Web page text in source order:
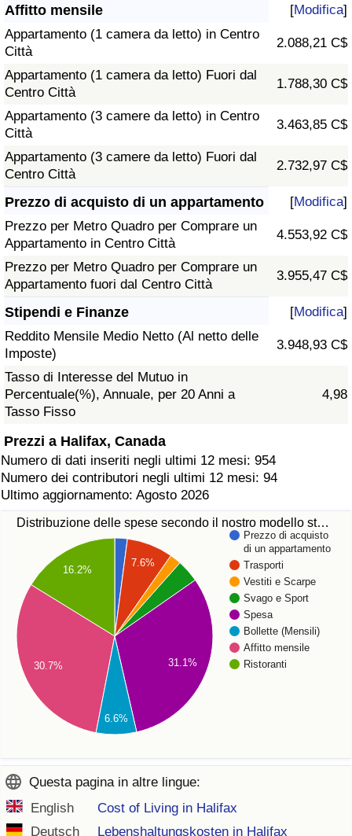
Affitto mensile [Modifica]
Appartamento (1 camera da letto) in Centro
Città
2.088,21 C$
Appartamento (1 camera da letto) Fuori dal
Centro Città
1.788,30 C$
Appartamento (3 camere da letto) in Centro
Città
3.463,85 C$
Appartamento (3 camere da letto) Fuori dal
Centro Città
2.732,97 C$
Prezzo di acquisto di un appartamento [Modifica]
Prezzo per Metro Quadro per Comprare un
Appartamento in Centro Città
4.553,92 C$
Prezzo per Metro Quadro per Comprare un
Appartamento fuori dal Centro Città
3.955,47 C$
Stipendi e Finanze [Modifica]
Reddito Mensile Medio Netto (Al netto delle
Imposte)
3.948,93 C$
Tasso di Interesse del Mutuo in
Percentuale(%), Annuale, per 20 Anni a
Tasso Fisso
4,98
Prezzi a Halifax, Canada
Numero di dati inseriti negli ultimi 12 mesi: 954
Numero dei contributori negli ultimi 12 mesi: 94
Ultimo aggiornamento: Agosto 2026
Distribuzione delle spese secondo il nostro modello st…
Prezzo di acquisto
di un appartamento
Trasporti
Vestiti e Scarpe
Svago e Sport
Spesa
Bollette (Mensili)
Affitto mensile
Ristoranti
7.6%
31.1%
16.2%
30.7%
6.6%
Questa pagina in altre lingue:
English
Cost of Living in Halifax
Deutsch
Lebenshaltungskosten in Halifax